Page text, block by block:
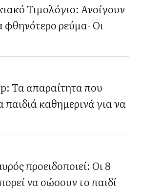
Τιμολόγιο: Ανοίγουν
φθηνότερο ρεύμα- Οι
Τα απαραίτητα που
παιδιά καθημερινά για να
προειδοποιεί: Οι 8
να σώσουν το παιδί